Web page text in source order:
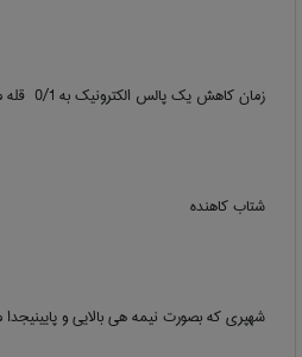
زمان کاهش یک پالس الکترونیک به ‎ 0/1 قله موج
شتاب کاهنده
شهپری که بصورت نیمه هی بالایی و